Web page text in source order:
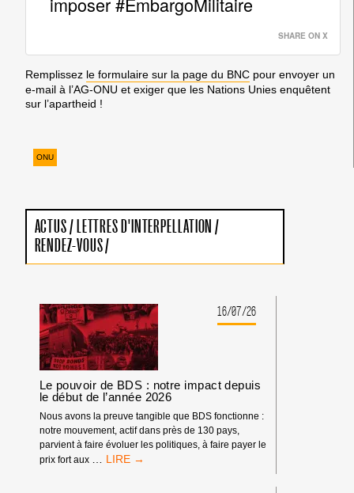
SHARE ON X
Remplissez le formulaire sur la page du BNC pour envoyer un
e-mail à l’AG-ONU et exiger que les Nations Unies enquêtent
sur l’apartheid !
ONU
ACTUS/ LETTRES D'INTERPELLATION /
RENDEZ-VOUS/
16/07/26
Le pouvoir de BDS : notre impact depuis
le début de l’année 2026
Nous avons la preuve tangible que BDS fonctionne :
notre mouvement, actif dans près de 130 pays,
parvient à faire évoluer les politiques, à faire payer le
prix fort aux
LE